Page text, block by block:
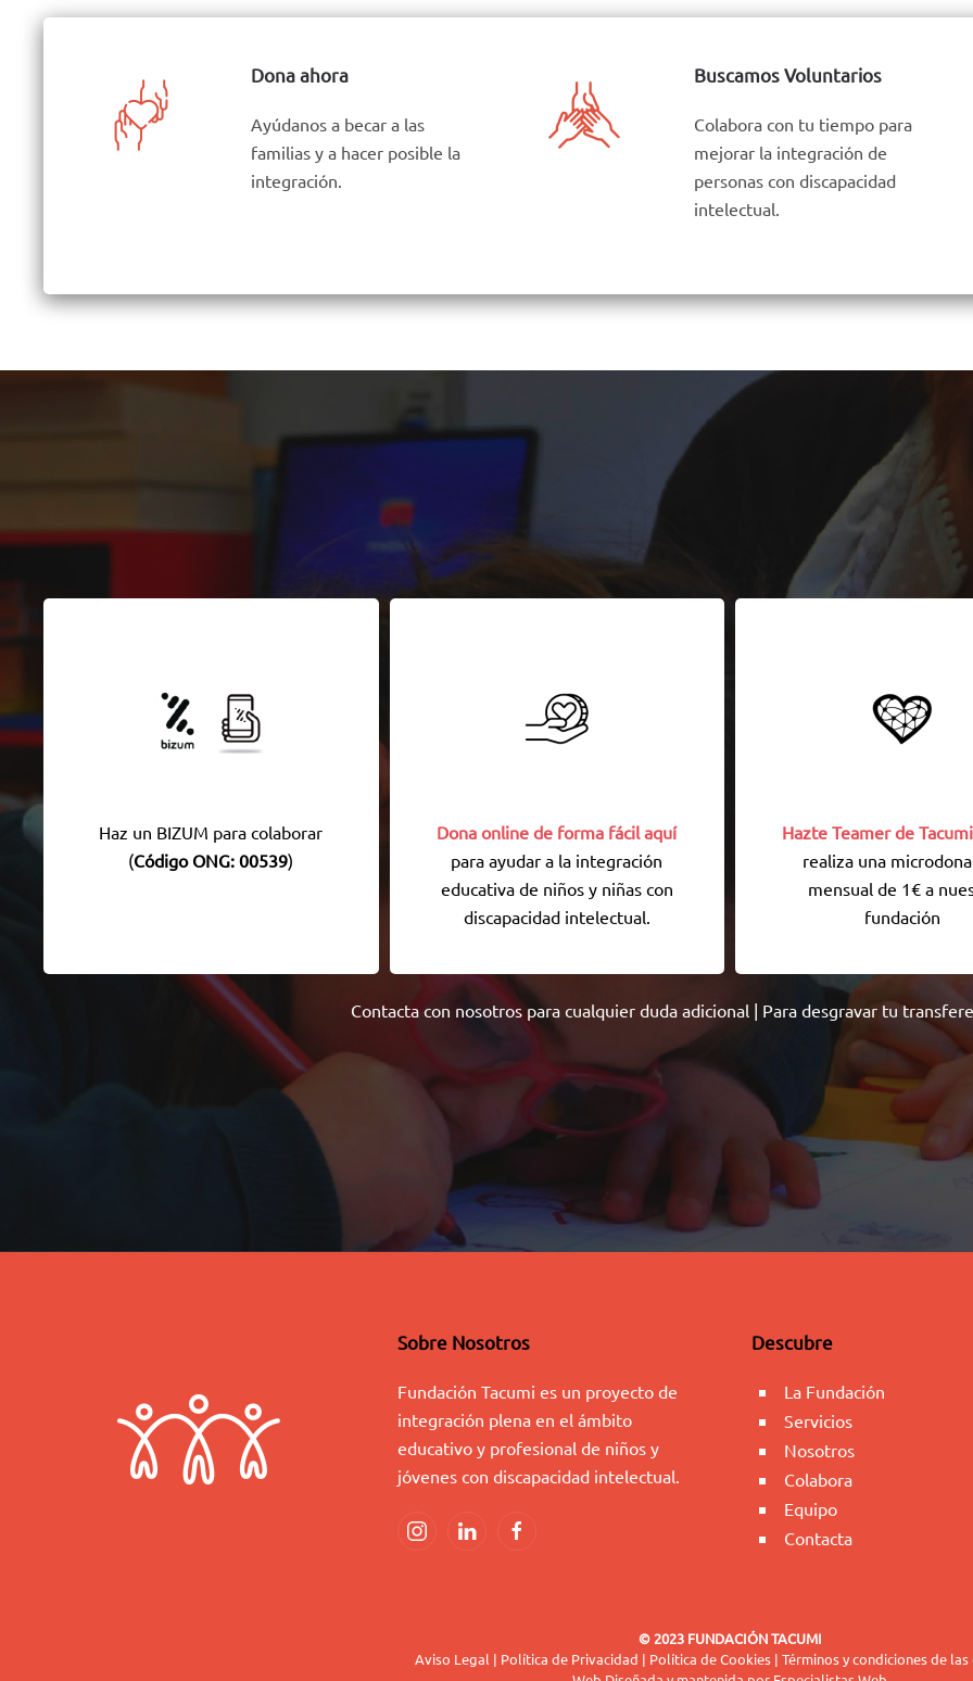
Dona ahora
Ayúdanos a becar a las
familias y a hacer posible la
integración.
Buscamos Voluntarios
Colabora con tu tiempo para
mejorar la integración de
personas con discapacidad
intelectual.
Haz un BIZUM para colaborar
(Código ONG: 00539)
Dona online de forma fácil aquí
para ayudar a la integración
educativa de niños y niñas con
discapacidad intelectual.
Hazte Teamer de
realiza una
mensual de 1€ a
fundación
Contacta con nosotrospara cualquier duda adicional | Para desgravar tu
Sobre Nosotros
Fundación Tacumi es un proyecto de
integración plena en el ámbito
educativo y profesional de niños y
jóvenes con discapacidad intelectual.
Descubre
La Fundación
Servicios
Nosotros
Colabora
Equipo
Contacta
© 2023 FUNDACIÓN TACUMI
Aviso Legal | Política de Privacidad | Política de Cookies | Términos y condiciones de